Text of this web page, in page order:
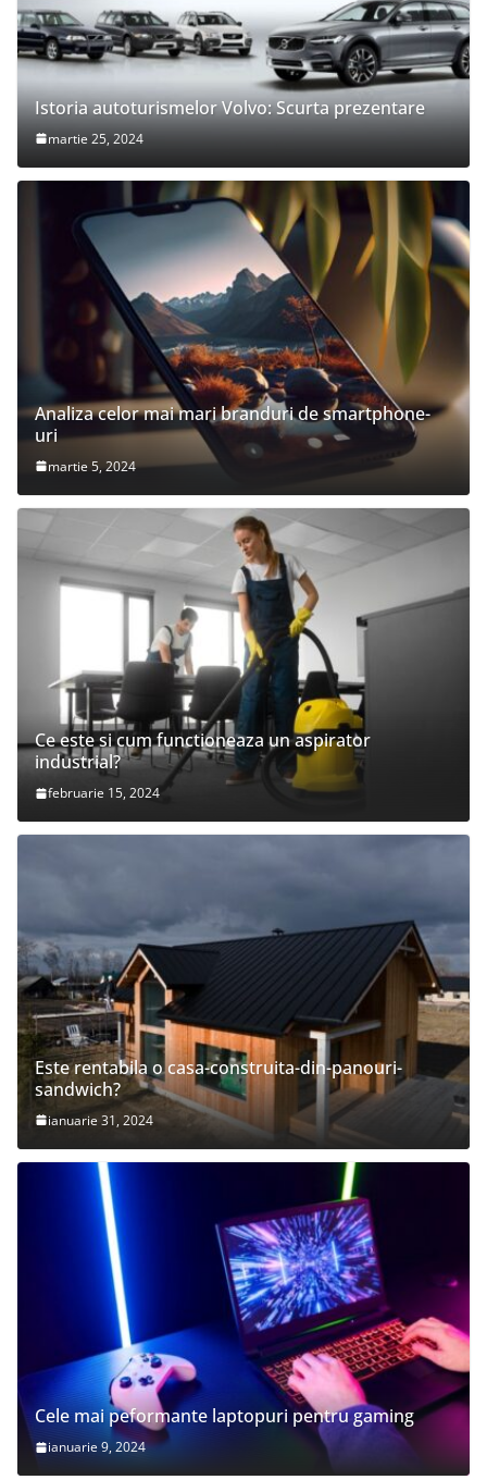
Istoria autoturismelor Volvo: Scurta prezentare
martie 25, 2024
Analiza celor mai mari branduri de smartphone-
uri
martie 5, 2024
Ce este si cum functioneaza un aspirator
industrial?
februarie 15, 2024
Este rentabila o casa-construita-din-panouri-
sandwich?
ianuarie 31, 2024
Cele mai peformante laptopuri pentru gaming
ianuarie 9, 2024